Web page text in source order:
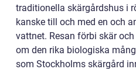
traditionella skärgårdshus i
kanske till och med en och
vattnet. Resan förbi skär
om den rika biologiska
som Stockholms skärgård